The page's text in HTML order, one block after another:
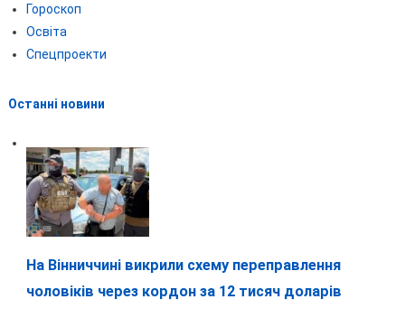
Гороскоп
Освіта
Спецпроекти
Останні новини
На Вінниччині викрили схему переправлення
чоловіків через кордон за 12 тисяч доларів